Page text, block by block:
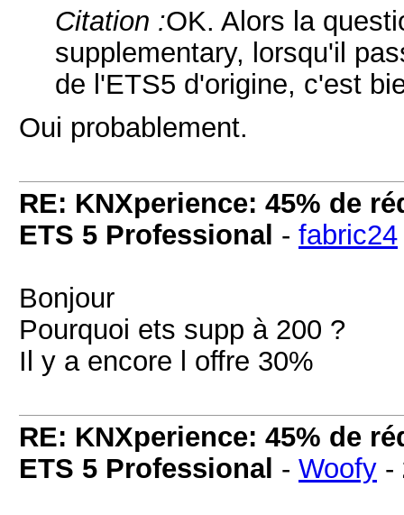
Citation :OK. Alors la
supplementary, lorsqu'il
de l'ETS5 d'origine, c'est
Oui probablement.
RE: KNXperience: 45% de
ETS 5 Professional - fabric24
Bonjour
Pourquoi ets supp à 200 ?
Il y a encore l offre 30%
RE: KNXperience: 45% de
ETS 5 Professional - Woofy -